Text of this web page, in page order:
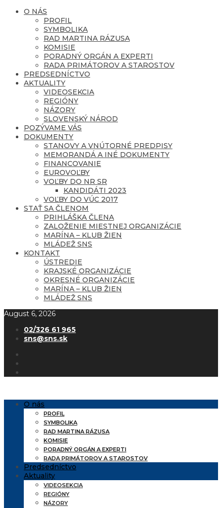
O NÁS
PROFIL
SYMBOLIKA
RAD MARTINA RÁZUSA
KOMISIE
PORADNÝ ORGÁN A EXPERTI
RADA PRIMÁTOROV A STAROSTOV
PREDSEDNÍCTVO
AKTUALITY
VIDEOSEKCIA
REGIÓNY
NÁZORY
SLOVENSKÝ NÁROD
POZÝVAME VÁS
DOKUMENTY
STANOVY A VNÚTORNÉ PREDPISY
MEMORANDÁ A INÉ DOKUMENTY
FINANCOVANIE
EUROVOĽBY
VOĽBY DO NR SR
KANDIDÁTI 2023
VOĽBY DO VÚC 2017
STAŤ SA ČLENOM
PRIHLÁŠKA ČLENA
ZALOŽENIE MIESTNEJ ORGANIZÁCIE
MARÍNA – KLUB ŽIEN
MLÁDEŽ SNS
KONTAKT
ÚSTREDIE
KRAJSKÉ ORGANIZÁCIE
OKRESNÉ ORGANIZÁCIE
MARÍNA – KLUB ŽIEN
MLÁDEŽ SNS
August 6, 2026
02/326 61 965
sns@sns.sk
O nás
PROFIL
SYMBOLIKA
RAD MARTINA RÁZUSA
KOMISIE
PORADNÝ ORGÁN A EXPERTI
RADA PRIMÁTOROV A STAROSTOV
Predsedníctvo
Aktuality
VIDEOSEKCIA
REGIÓNY
NÁZORY